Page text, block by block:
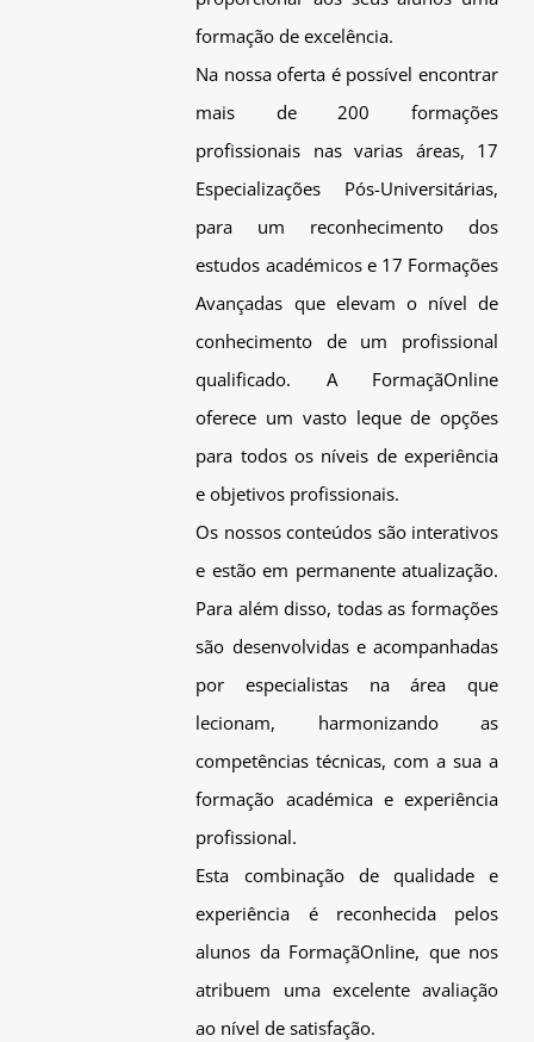
formação de excelência.
Na nossa oferta é possível encontrar
mais de 200 formações
profissionais nas varias áreas, 17
Especializações Pós-Universitárias,
para um reconhecimento dos
estudos académicos e 17 Formações
Avançadas que elevam o nível de
conhecimento de um profissional
qualificado. A FormaçãOnline
oferece um vasto leque de opções
para todos os níveis de experiência
e objetivos profissionais.
Os nossos conteúdos são interativos
e estão em permanente atualização.
Para além disso, todas as formações
são desenvolvidas e acompanhadas
por especialistas na área que
lecionam, harmonizando as
competências técnicas, com a sua a
formação académica e experiência
profissional.
Esta combinação de qualidade e
experiência é reconhecida pelos
alunos da FormaçãOnline, que nos
atribuem uma excelente avaliação
ao nível de satisfação.